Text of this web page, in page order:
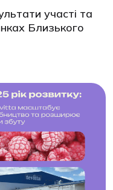
участі та
Близького